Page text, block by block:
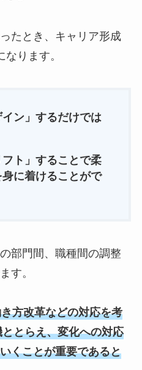
たとき、キャリア形成
ります。
ン」するだけでは
ト」することで柔
に着けることがで
部門間、職種間の調整
す。
方改革などの対応を考
とらえ、変化への対応
くことが重要であると